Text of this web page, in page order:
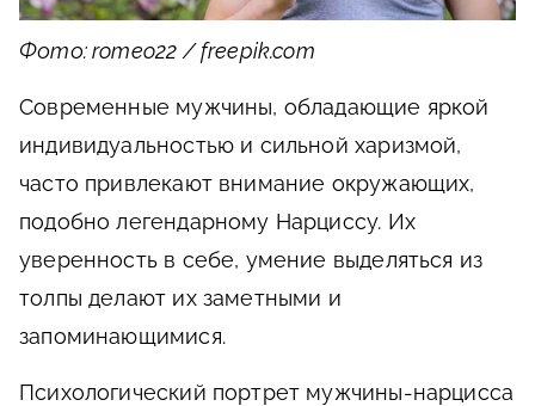
Фото: romeo22 / freepik.com
Современные мужчины, обладающие яркой
индивидуальностью и сильной харизмой,
часто привлекают внимание окружающих,
подобно легендарному Нарциссу. Их
уверенность в себе, умение выделяться из
толпы делают их заметными и
запоминающимися.
Психологический портрет мужчины-нарцисса